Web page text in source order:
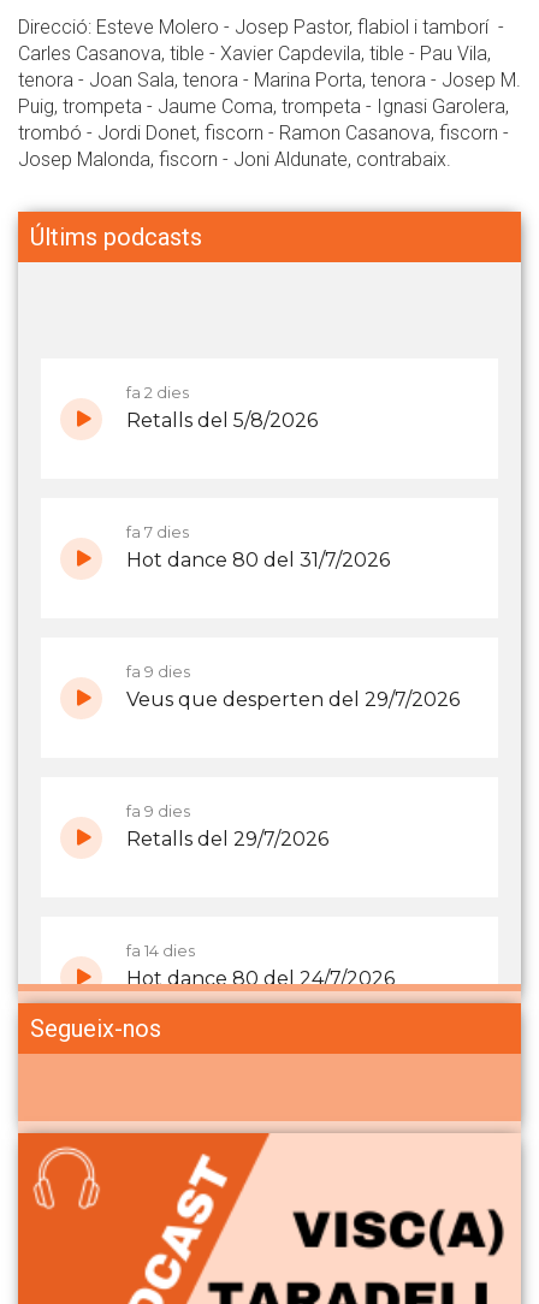
Direcció: Esteve Molero - Josep Pastor, flabiol i tamborí -
Carles Casanova, tible - Xavier Capdevila, tible - Pau Vila,
tenora - Joan Sala, tenora - Marina Porta, tenora - Josep M.
Puig, trompeta - Jaume Coma, trompeta - Ignasi Garolera,
trombó - Jordi Donet, fiscorn - Ramon Casanova, fiscorn -
Josep Malonda, fiscorn - Joni Aldunate, contrabaix.
Últims podcasts
Segueix-nos